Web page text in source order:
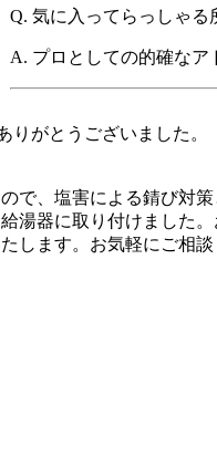
Q. 気に入ってらっしゃる
A. プロとしての的確なア
りがとうございました。
で、塩害による錆び対
湯器に取り付けました
します。お気軽にご相